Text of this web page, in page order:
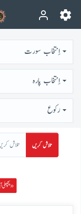
اِنتخاب سورت
اِنتخاب پارہ
رُكوع
تلاش کریں
پچھلی آیت »